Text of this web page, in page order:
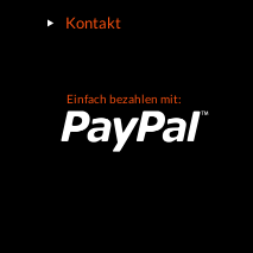
Kontakt
Einfach bezahlen mit: